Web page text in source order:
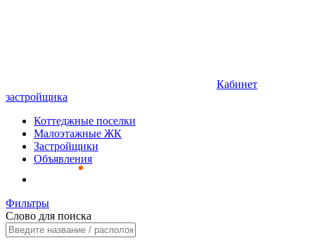
Кабинет
застройщика
Коттеджные поселки
Малоэтажные ЖК
Застройщики
Объявления
Фильтры
Слово для поиска